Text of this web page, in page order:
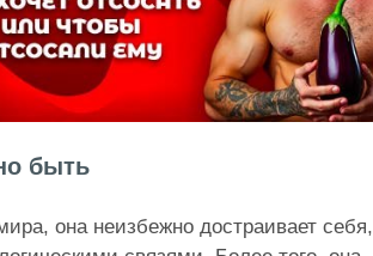
быть
она неизбежно достраивает себя,